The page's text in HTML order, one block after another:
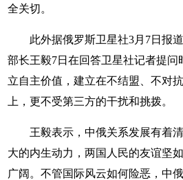
全关切。
此外据俄罗斯卫星社3月7日报
部长王毅7日在回答卫星社记者提问
立自主价值，建立在不结盟、不对
上，更不受第三方的干扰和挑拨。
王毅表示，中俄关系发展有着
大的内生动力，两国人民的友谊坚
广阔。不管国际风云如何险恶，中